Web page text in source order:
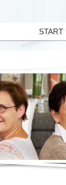
START